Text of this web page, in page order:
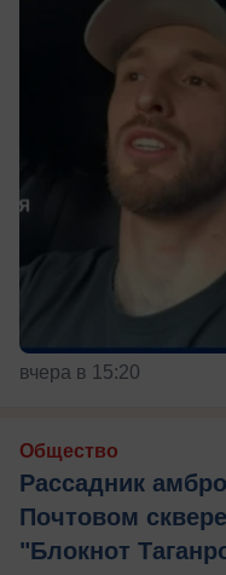
вчера в 15:20
Общество
Рассадник
Почтовом
"Блокнот